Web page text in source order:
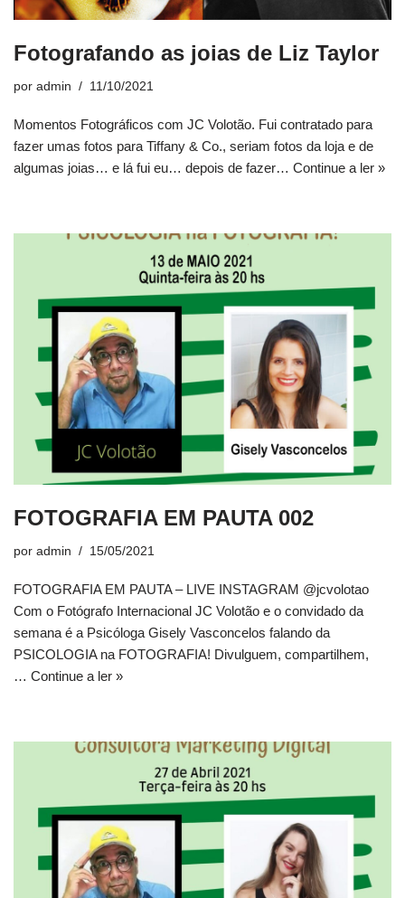
Fotografando as joias de Liz Taylor
por admin 11/10/2021
Momentos Fotográficos com JC Volotão. Fui contratado para
fazer umas fotos para Tiffany & Co., seriam fotos da loja e de
algumas joias… e lá fui eu… depois de fazer… Continue a ler »
FOTOGRAFIA EM PAUTA 002
por admin 15/05/2021
FOTOGRAFIA EM PAUTA – LIVE INSTAGRAM @jcvolotao
Com o Fotógrafo Internacional JC Volotão e o convidado da
semana é a Psicóloga Gisely Vasconcelos falando da
PSICOLOGIA na FOTOGRAFIA! Divulguem, compartilhem,
… Continue a ler »